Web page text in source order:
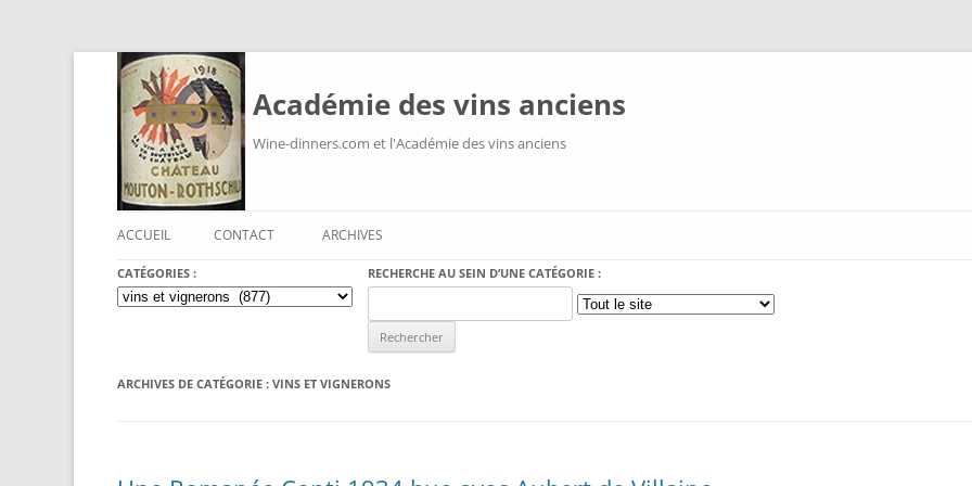
Académie des vins anciens
Wine-dinners.com et l'Académie des vins anciens
ACCUEIL CONTACT ARCHIVES
CATÉGORIES :
Catégories
:
RECHERCHE AU SEIN D’UNE CATÉGORIE :
for:
ARCHIVES DE CATÉGORIE : VINS ET VIGNERONS